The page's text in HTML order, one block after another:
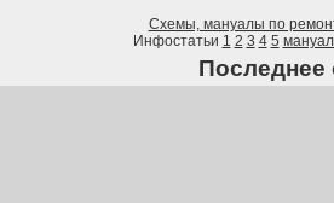
Схемы, мануалы по
Инфостатьи 1 2 3 4 5